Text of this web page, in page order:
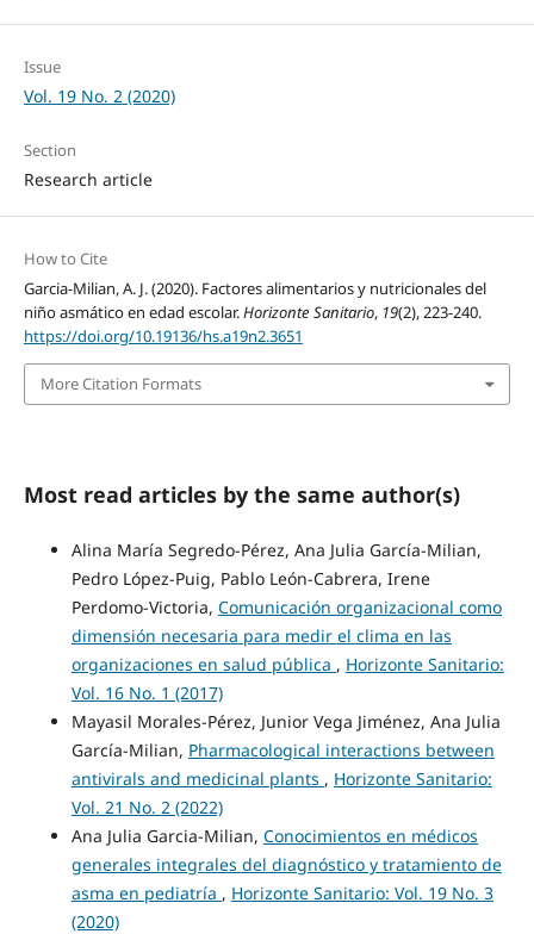
Issue
Vol. 19 No. 2 (2020)
Section
Research article
How to Cite
Garcia-Milian, A. J. (2020). Factores alimentarios y nutricionales del
niño asmático en edad escolar.Horizonte Sanitario, 19(2), 223-240.
https://doi.org/10.19136/hs.a19n2.3651
More Citation Formats
Most read articles by the same author(s)
Alina María Segredo-Pérez, Ana Julia García-Milian,
Pedro López-Puig, Pablo León-Cabrera, Irene
Perdomo-Victoria, Comunicación organizacional como
dimensión necesaria para medir el clima en las
organizaciones en salud pública , Horizonte Sanitario:
Vol. 16 No. 1 (2017)
Mayasil Morales-Pérez, Junior Vega Jiménez, Ana Julia
García-Milian, Pharmacological interactions between
antivirals and medicinal plants , Horizonte Sanitario:
Vol. 21 No. 2 (2022)
Ana Julia Garcia-Milian, Conocimientos en médicos
generales integrales del diagnóstico y tratamiento de
asma en pediatría , Horizonte Sanitario: Vol. 19 No. 3
(2020)